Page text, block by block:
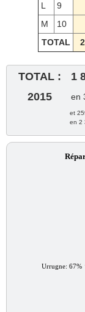
L
9
M
10
TOTAL
TOTAL : 1
2015 en
et
en 2
Urrugne: 67%